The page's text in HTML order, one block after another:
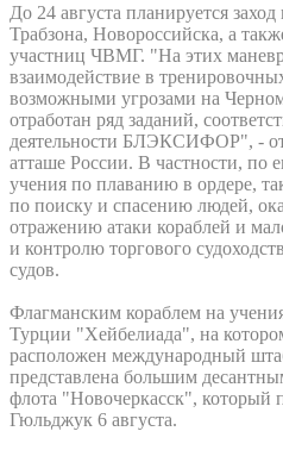
До 24 августа планируется
Трабзона, Новороссийска, а
участниц ЧВМГ. "На этих
взаимодействие в
возможными угрозами на
отработан ряд заданий,
деятельности БЛЭКСИФОР", -
атташе России. В частности, по
учения по плаванию в ордере,
по поиску и спасению людей,
отражению атаки кораблей и
и контролю торгового
судов.
Флагманским кораблем на
Турции "Хейбелиада", на
расположен международный
представлена большим
флота "Новочеркасск", который
Гюльджук 6 августа.